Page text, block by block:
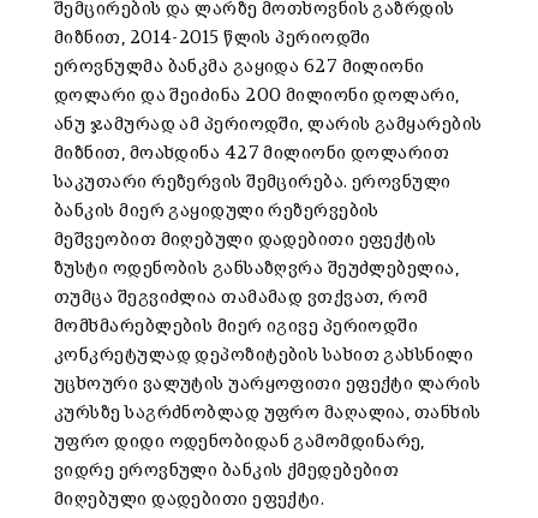
შემცირების და ლარზე მოთხოვნის გაზრდის
მიზნით, 2014-2015 წლის პერიოდში
ეროვნულმა ბანკმა გაყიდა 627 მილიონი
დოლარი და შეიძინა 200 მილიონი დოლარი,
ანუ ჯამურად ამ პერიოდში, ლარის გამყარების
მიზნით, მოახდინა 427 მილიონი დოლარით
საკუთარი რეზერვის შემცირება. ეროვნული
ბანკის მიერ გაყიდული რეზერვების
მეშვეობით მიღებული დადებითი ეფექტის
ზუსტი ოდენობის განსაზღვრა შეუძლებელია,
თუმცა შეგვიძლია თამამად ვთქვათ, რომ
მომხმარებლების მიერ იგივე პერიოდში
კონკრეტულად დეპოზიტების სახით გახსნილი
უცხოური ვალუტის უარყოფითი ეფექტი ლარის
კურსზე საგრძნობლად უფრო მაღალია, თანხის
უფრო დიდი ოდენობიდან გამომდინარე,
ვიდრე ეროვნული ბანკის ქმედებებით
მიღებული დადებითი ეფექტი.